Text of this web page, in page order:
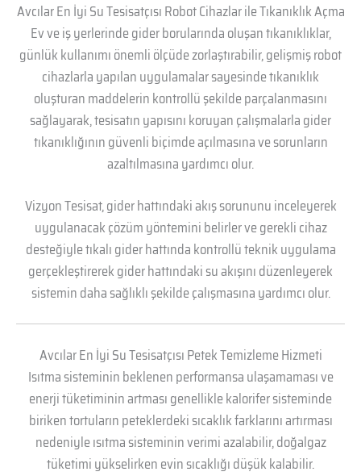
Avcılar En İyi Su Tesisatçısı Robot Cihazlar ile Tıkanıklık Açma
Ev ve iş yerlerinde gider borularında oluşan tıkanıklıklar,
günlük kullanımı önemli ölçüde zorlaştırabilir, gelişmiş robot
cihazlarla yapılan uygulamalar sayesinde tıkanıklık
oluşturan maddelerin kontrollü şekilde parçalanmasını
sağlayarak, tesisatın yapısını koruyan çalışmalarla gider
tıkanıklığının güvenli biçimde açılmasına ve sorunların
azaltılmasına yardımcı olur.
Vizyon Tesisat, gider hattındaki akış sorununu inceleyerek
uygulanacak çözüm yöntemini belirler ve gerekli cihaz
desteğiyle tıkalı gider hattında kontrollü teknik uygulama
gerçekleştirerek gider hattındaki su akışını düzenleyerek
sistemin daha sağlıklı şekilde çalışmasına yardımcı olur.
Avcılar En İyi Su Tesisatçısı Petek Temizleme Hizmeti
Isıtma sisteminin beklenen performansa ulaşamaması ve
enerji tüketiminin artması genellikle kalorifer sisteminde
biriken tortuların peteklerdeki sıcaklık farklarını artırması
nedeniyle ısıtma sisteminin verimi azalabilir, doğalgaz
tüketimi yükselirken evin sıcaklığı düşük kalabilir.